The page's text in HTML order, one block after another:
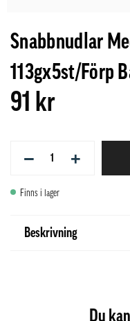
Snabbnudlar
113gx5st/Förp
91 kr
− +
Finns i lager
Beskrivning
Du